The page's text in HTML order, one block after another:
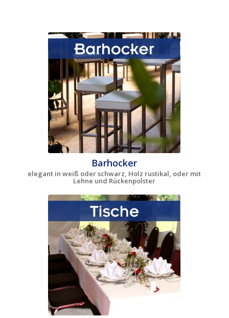
Barhocker
elegant in weiß oder schwarz, Holz rustikal, oder mit
Lehne und Rückenpolster